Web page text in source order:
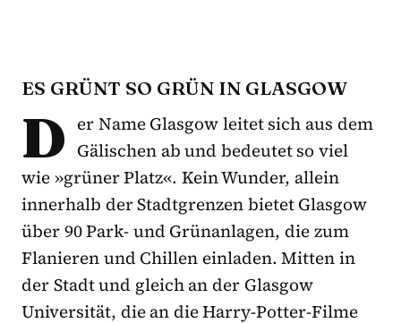
ES GRÜNT SO GRÜN IN GLASGOW
D er Name Glasgow leitet sich aus dem
Gälischen ab und bedeutet so viel
wie »grüner Platz«. Kein Wunder, allein
innerhalb der Stadtgrenzen bietet Glasgow
über 90 Park- und Grünanlagen, die zum
Flanieren und Chillen einladen. Mitten in
der Stadt und gleich an der Glasgow
Universität, die an die Harry-Potter-Filme